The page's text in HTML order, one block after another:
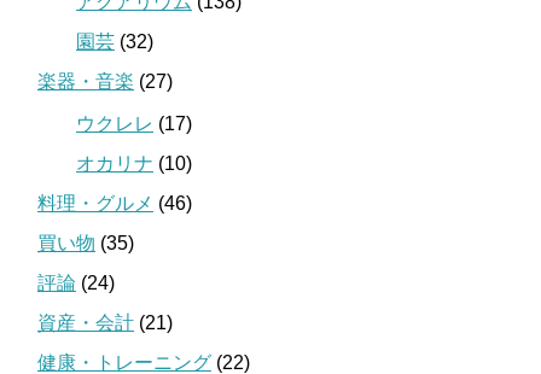
園芸 (32)
楽器・音楽 (27)
ウクレレ (17)
オカリナ (10)
料理・グルメ (46)
買い物 (35)
評論 (24)
資産・会計 (21)
健康・トレーニング (22)